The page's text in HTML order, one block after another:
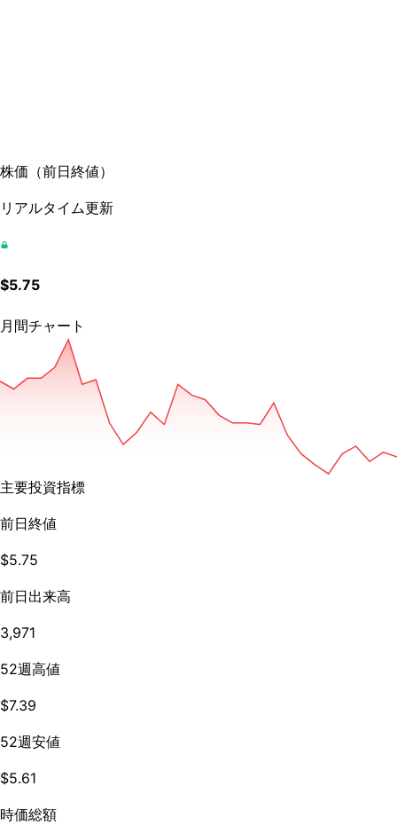
株価 （前日終値）
リアルタイム更新
$5.75
月間チャート
主要投資指標
前日終値
$5.75
前日出来高
3,971
52週高値
$7.39
52週安値
$5.61
時価総額